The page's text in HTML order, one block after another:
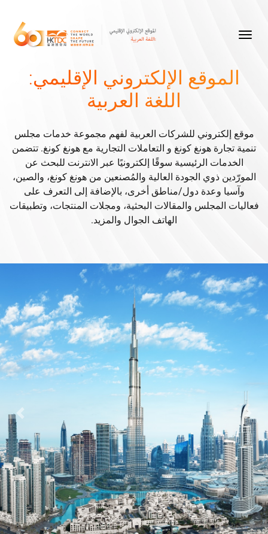
الموقع الإلكتروني الإقليمي:
اللغة العربية
موقع إلكتروني للشركات العربية لفهم مجموعة خدمات مجلس
تنمية تجارة هونغ كونغ و التعاملات التجارية مع هونغ كونغ. تتضمن
الخدمات الرئيسية سوقًا إلكترونيًا عبر الانترنت للبحث عن
المورّدين ذوي الجودة العالية والمُصنعين من هونغ كونغ، والصين،
وآسيا وعدة دول/مناطق أخرى، بالإضافة إلى التعرف على
فعاليات المجلس والمقالات البحثية، ومجلات المنتجات، وتطبيقات
الهاتف الجوال والمزيد.
Previous Next